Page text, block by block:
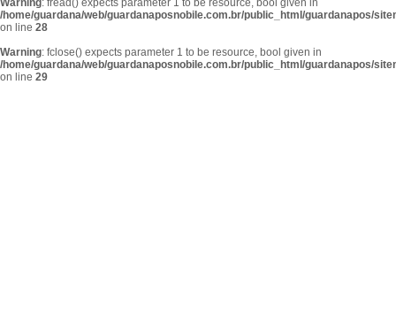
Warning: fread() expects parameter 1 to be resource, bool given in
/home/guardana/web/guardanaposnobile.com.br/public_html/guardanapos/
on line 28
Warning: fclose() expects parameter 1 to be resource, bool given in
/home/guardana/web/guardanaposnobile.com.br/public_html/guardanapos/
on line 29